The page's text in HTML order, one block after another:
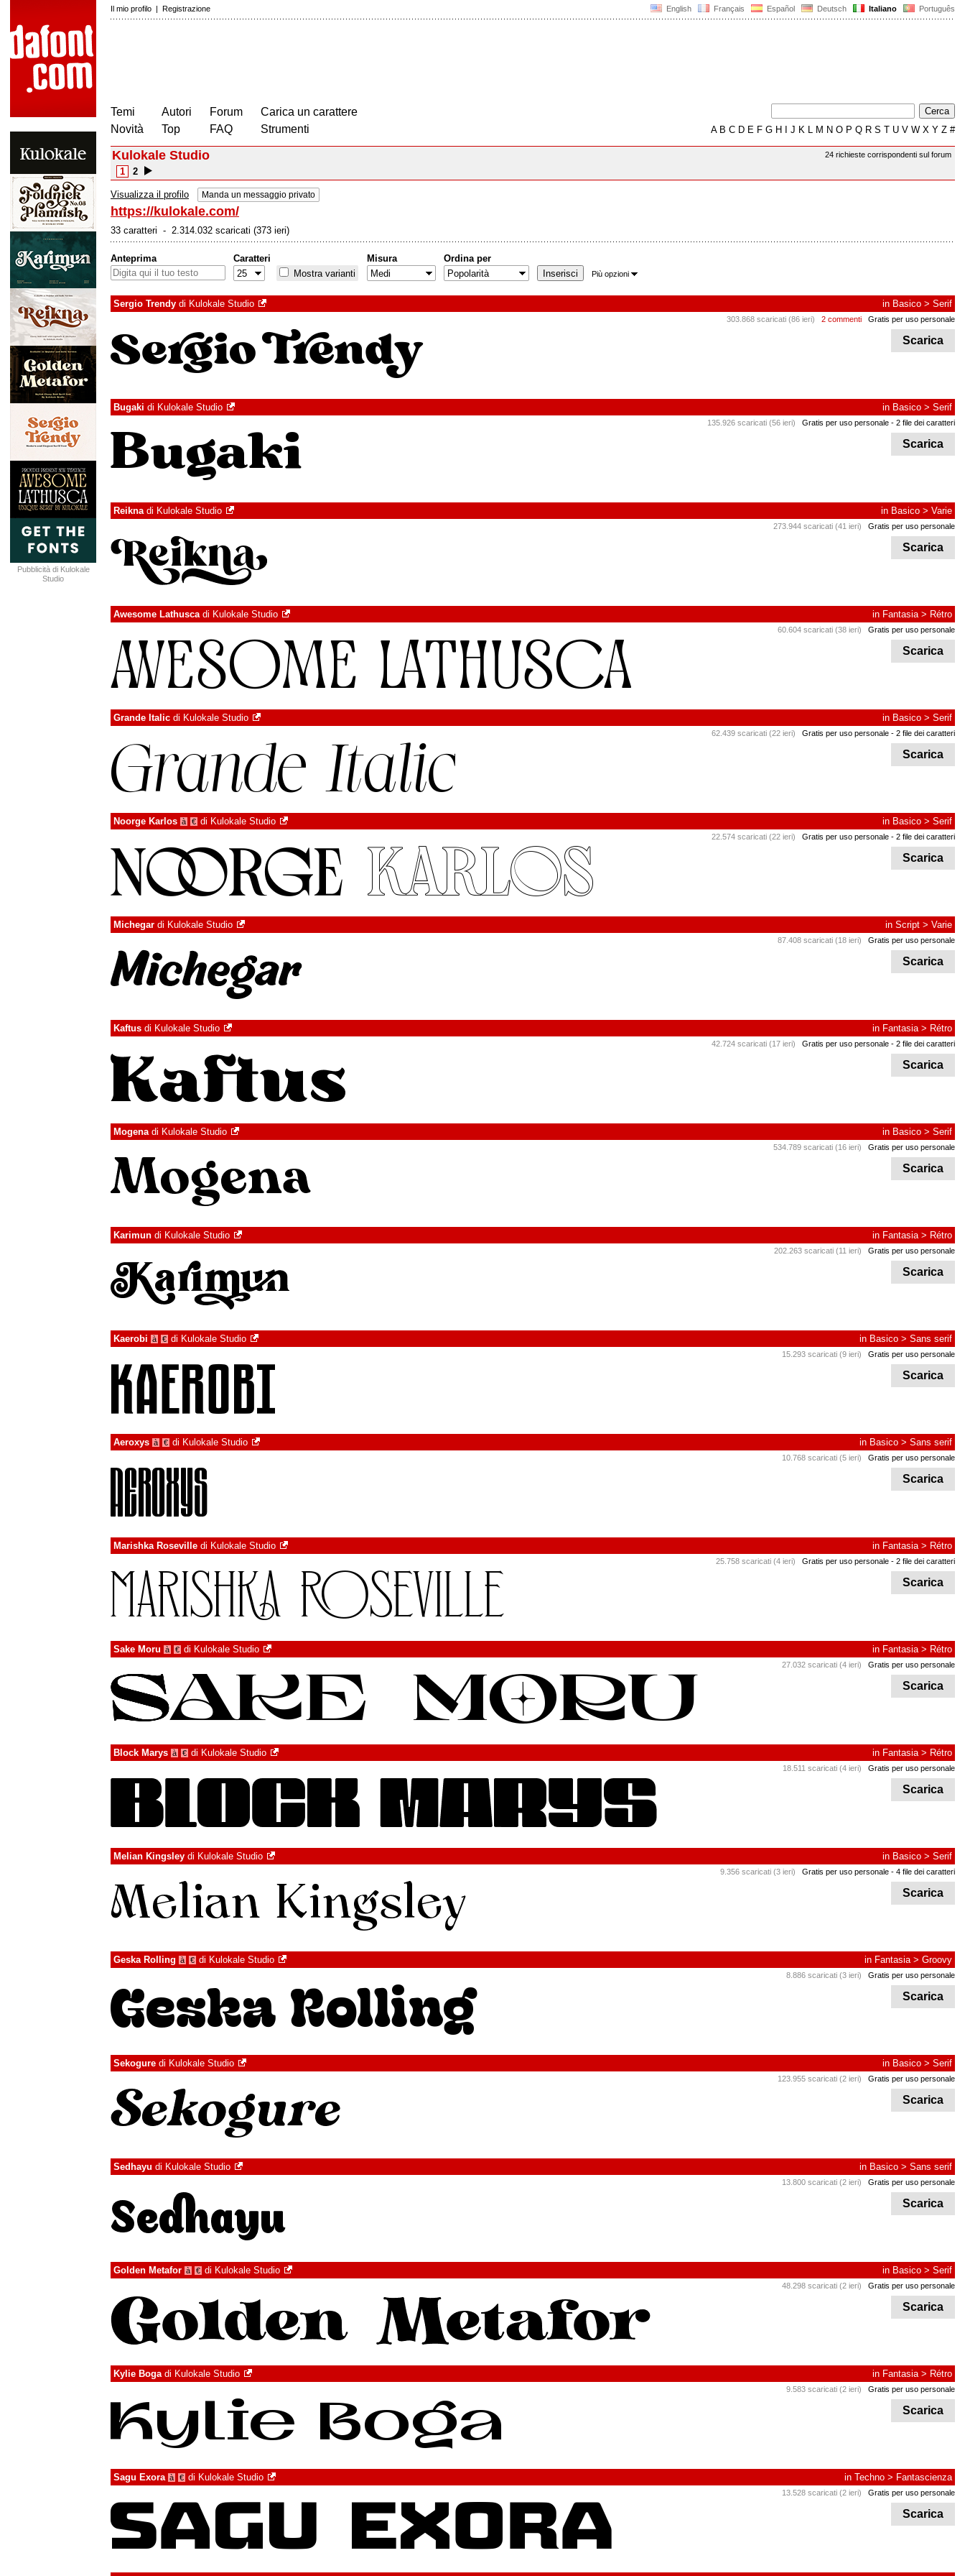
English Français Español Deutsch Italiano Português
Il mio profilo | Registrazione
Temi
Novità
Autori
Top
Forum
FAQ
Carica un carattere
Strumenti
AB C D E F G H J K L M N O P Q R S T U V W X Y Z #
Pubblicità di Kulokale
Studio
24 richieste corrispondenti sul forum
Kulokale Studio
1 2
Visualizza il profilo Manda un messaggio privato
https://kulokale.com/
33 caratteri - 2.314.032 scaricati (373 ieri)
Anteprima
Caratteri
Mostra varianti
Misura Ordina per
Più opzioni
Sergio Trendy di Kulokale Studio in Basico > Serif
303.868 scaricati (86 ieri) 2 commenti Gratis per uso personale
Scarica
Bugaki di Kulokale Studio in Basico > Serif
135.926 scaricati (56 ieri) Gratis per uso personale - 2 file dei caratteri
Scarica
Reiknadi Kulokale Studio in Basico > Varie
273.944 scaricati (41 ieri) Gratis per uso personale
Scarica
Awesome Lathuscadi Kulokale Studio in Fantasia> Rétro
60.604 scaricati (38 ieri) Gratis per uso personale
Scarica
Grande Italic di Kulokale Studio in Basico > Serif
62.439 scaricati (22 ieri) Gratis per uso personale - 2 file dei caratteri
Scarica
Noorge Karlos à € di Kulokale Studio in Basico > Serif
22.574 scaricati (22 ieri) Gratis per uso personale - 2 file dei caratteri
Scarica
Michegar di Kulokale Studio in Script > Varie
87.408 scaricati (18 ieri) Gratis per uso personale
Scarica
Kaftus di Kulokale Studio in Fantasia> Rétro
42.724 scaricati (17 ieri) Gratis per uso personale - 2 file dei caratteri
Scarica
Mogenadi Kulokale Studio in Basico > Serif
534.789 scaricati (16 ieri) Gratis per uso personale
Scarica
Karimun di Kulokale Studio in Fantasia> Rétro
202.263 scaricati (11 ieri) Gratis per uso personale
Scarica
Kaerobi à € di Kulokale Studio in Basico > Sans serif
15.293 scaricati (9 ieri) Gratis per uso personale
Scarica
Aeroxys à € di Kulokale Studio in Basico > Sans serif
10.768 scaricati (5 ieri) Gratis per uso personale
Scarica
Marishka Roseville di Kulokale Studio in Fantasia> Rétro
25.758 scaricati (4 ieri) Gratis per uso personale - 2 file dei caratteri
Scarica
Sake Moru à € di Kulokale Studio in Fantasia> Rétro
27.032 scaricati (4 ieri) Gratis per uso personale
Scarica
Block Marys à € di Kulokale Studio in Fantasia> Rétro
18.511 scaricati (4 ieri) Gratis per uso personale
Scarica
Melian Kingsley di Kulokale Studio in Basico > Serif
9.356 scaricati (3 ieri) Gratis per uso personale - 4 file dei caratteri
Scarica
Geska Rolling à € di Kulokale Studio in Fantasia> Groovy
8.886 scaricati (3 ieri) Gratis per uso personale
Scarica
Sekogure di Kulokale Studio in Basico > Serif
123.955 scaricati (2 ieri) Gratis per uso personale
Scarica
Sedhayu di Kulokale Studio in Basico > Sans serif
13.800 scaricati (2 ieri) Gratis per uso personale
Scarica
Golden Metafor à € di Kulokale Studio in Basico > Serif
48.298 scaricati (2 ieri) Gratis per uso personale
Scarica
Kylie Bogadi Kulokale Studio in Fantasia> Rétro
9.583 scaricati (2 ieri) Gratis per uso personale
Scarica
Sagu Exora à € di Kulokale Studio in Techno > Fantascienza
13.528 scaricati (2 ieri) Gratis per uso personale
Scarica